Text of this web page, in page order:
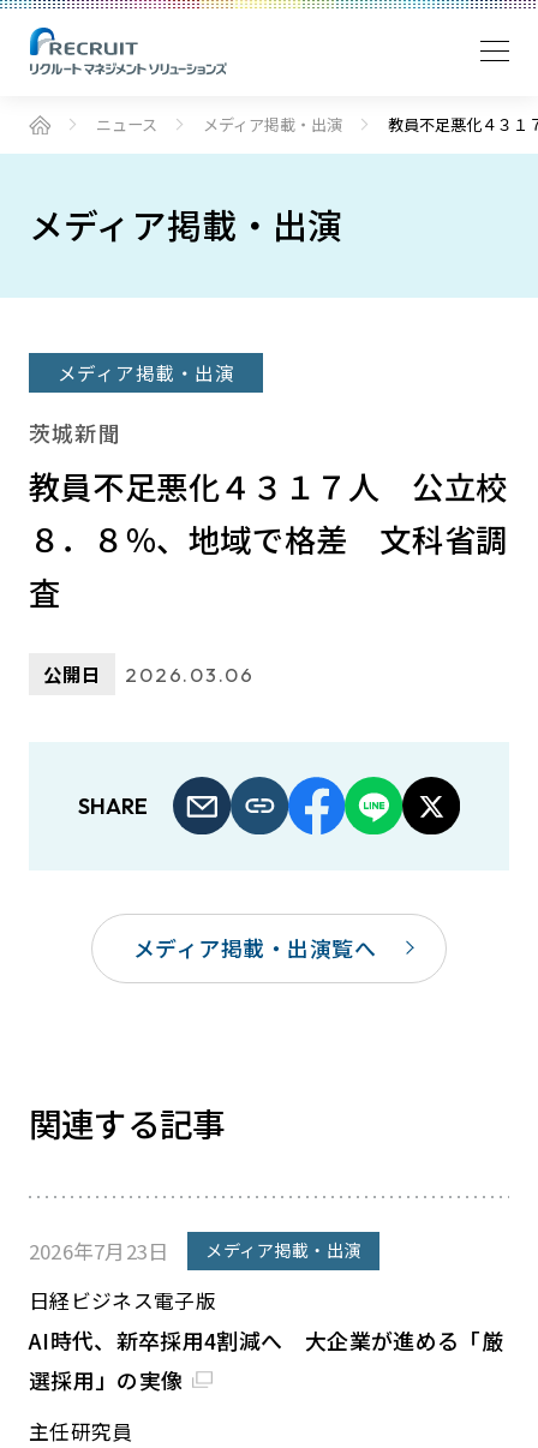
ニュース メディア掲載・出演 教員不足悪化４３
メディア掲載・出演
メディア掲載・出演
茨城新聞
教員不足悪化４３１７人 公立校
８．８％、地域で格差 文科省調
査
公開日 2026.03.06
SHARE
メディア掲載・出演覧へ
関連する記事
2026年7月23日 メディア掲載・出演
日経ビジネス電子版
AI時代、新卒採用4割減へ 大企業が進める「厳
選採用」の実像
主任研究員